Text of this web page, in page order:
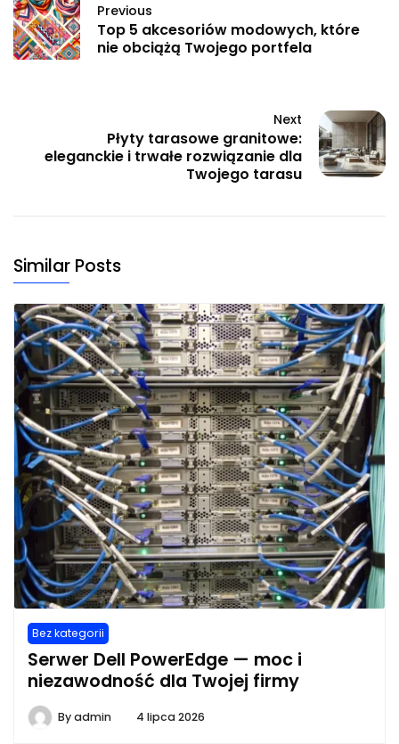
Previous
Top 5 akcesoriów modowych, które
nie obciążą Twojego portfela
Next
Płyty tarasowe granitowe:
eleganckie i trwałe rozwiązanie dla
Twojego tarasu
Similar Posts
Bez kategorii
Serwer Dell PowerEdge — moc i
niezawodność dla Twojej firmy
Byadmin 4 lipca 2026